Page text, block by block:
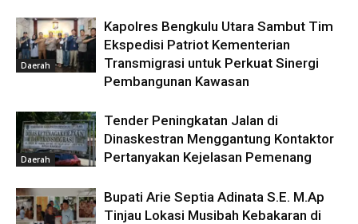
Daerah
Kapolres Bengkulu Utara Sambut Tim
Ekspedisi Patriot Kementerian
Transmigrasi untuk Perkuat Sinergi
Pembangunan Kawasan
Daerah
Tender Peningkatan Jalan di
Dinaskestran Menggantung Kontaktor
Pertanyakan Kejelasan Pemenang
Bupati Arie Septia Adinata S.E. M.Ap
Tinjau Lokasi Musibah Kebakaran di